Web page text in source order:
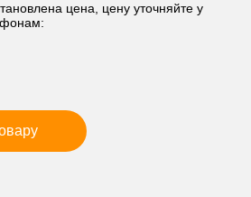
цена, цену уточняйте у